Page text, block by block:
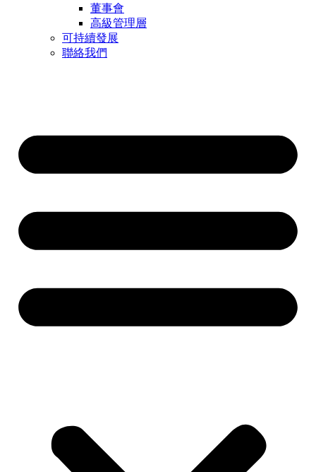
董事會
高級管理層
可持續發展
聯絡我們